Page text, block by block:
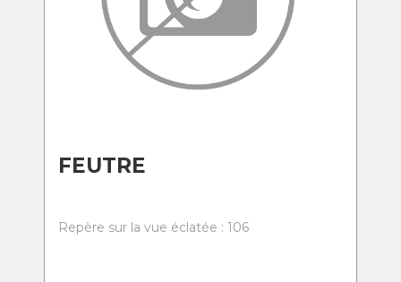
FEUTRE
Repère sur la vue éclatée : 106